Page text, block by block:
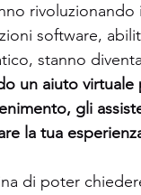
software,
stanno
un aiuto
gli
la tua
di poter